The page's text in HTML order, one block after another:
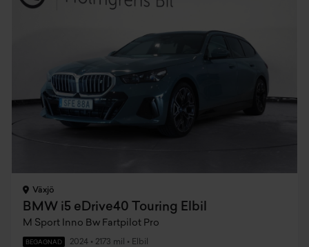
Växjö
BMW i5 eDrive40 Touring Elbil
M Sport Inno Bw Fartpilot Pro
BEGAGNAD 2024 • 2173 mil • Elbil